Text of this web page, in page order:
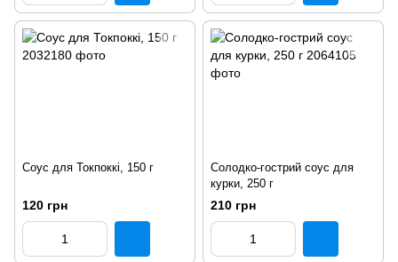
Соус для Токпоккі, 150 г
120 грн
Солодко-гострий соус для
курки, 250 г
210 грн